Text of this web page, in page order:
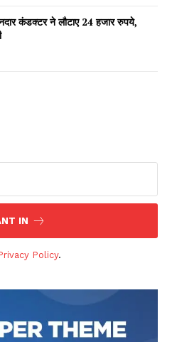
News on AIN
कंडक्टर ने लौटाए 24 हजार रुपये,
IN
Policy.